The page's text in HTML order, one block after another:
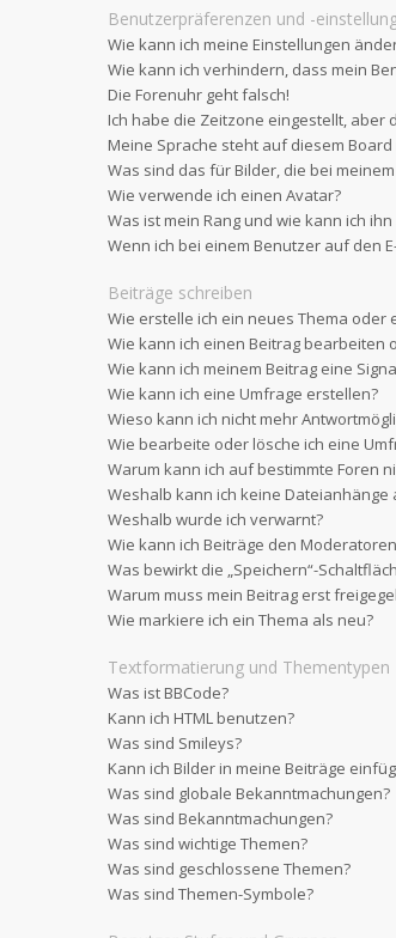
Benutzerpräferenzen und -
Wie kann ich meine Einstellungen
Wie kann ich verhindern, dass mein
Die Forenuhr geht falsch!
Ich habe die Zeitzone eingestellt, aber
Meine Sprache steht auf diesem
Was sind das für Bilder, die bei
Wie verwende ich einen Avatar?
Was ist mein Rang und wie kann ich
Wenn ich bei einem Benutzer auf den
Beiträge schreiben
Wie erstelle ich ein neues Thema oder
Wie kann ich einen Beitrag bearbeiten
Wie kann ich meinem Beitrag eine
Wie kann ich eine Umfrage erstellen?
Wieso kann ich nicht mehr
Wie bearbeite oder lösche ich eine
Warum kann ich auf bestimmte Foren
Weshalb kann ich keine Dateianhänge
Weshalb wurde ich verwarnt?
Wie kann ich Beiträge den
Was bewirkt die „Speichern“-
Warum muss mein Beitrag erst
Wie markiere ich ein Thema als neu?
Textformatierung und Thementypen
Was ist BBCode?
Kann ich HTML benutzen?
Was sind Smileys?
Kann ich Bilder in meine Beiträge
Was sind globale Bekanntmachungen?
Was sind Bekanntmachungen?
Was sind wichtige Themen?
Was sind geschlossene Themen?
Was sind Themen-Symbole?